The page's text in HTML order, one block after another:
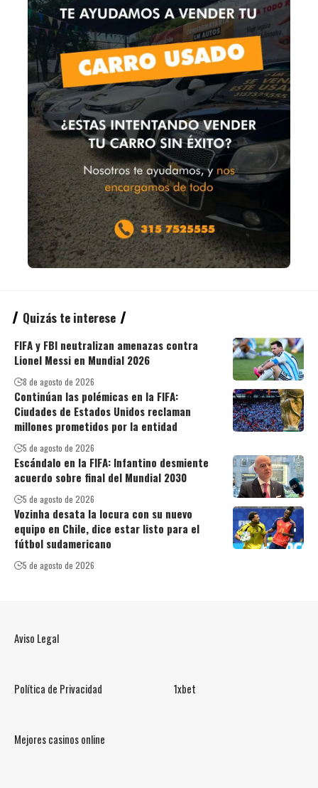
Quizás te interese
FIFA y FBI neutralizan amenazas contra
Lionel Messi en Mundial 2026
8 de agosto de 2026
Continúan las polémicas en la FIFA:
Ciudades de Estados Unidos reclaman
millones prometidos por la entidad
5 de agosto de 2026
Escándalo en la FIFA: Infantino desmiente
acuerdo sobre final del Mundial 2030
5 de agosto de 2026
Vozinha desata la locura con su nuevo
equipo en Chile, dice estar listo para el
fútbol sudamericano
5 de agosto de 2026
Aviso Legal
Política de Privacidad 1xbet
Mejores casinos online